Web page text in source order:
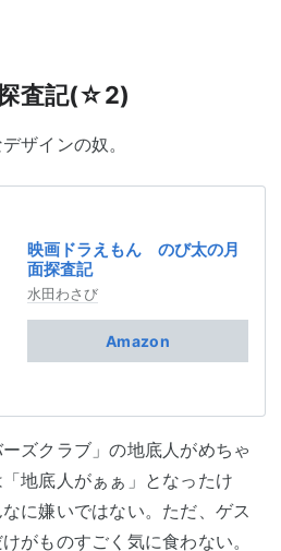
査記(☆2)
ザインの奴。
映画ドラえもん のび太の月
面探査記
水田わさび
Amazon
ズクラブ」の地底人がめちゃ
地底人がぁぁ」となったけ
に嫌いではない。ただ、ゲス
がものすごく気に食わない。